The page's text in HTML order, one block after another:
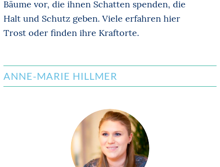
Bäume vor, die ihnen Schatten spenden, die
Halt und Schutz geben. Viele erfahren hier
Trost oder finden ihre Kraftorte.
ANNE-MARIE HILLMER